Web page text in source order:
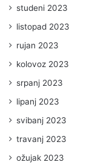
studeni 2023
listopad 2023
rujan 2023
kolovoz 2023
srpanj 2023
lipanj 2023
svibanj 2023
travanj 2023
ožujak 2023